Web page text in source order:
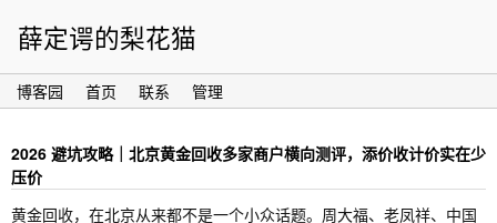
薛定谔的梨花猫
博客园 首页 联系 管理
2026 避坑攻略｜北京黄金回收多家商户横向测评，添价收计价实在少
压价
黄金回收，在北京从来都不是一个小众话题。周大福、老凤祥、中国